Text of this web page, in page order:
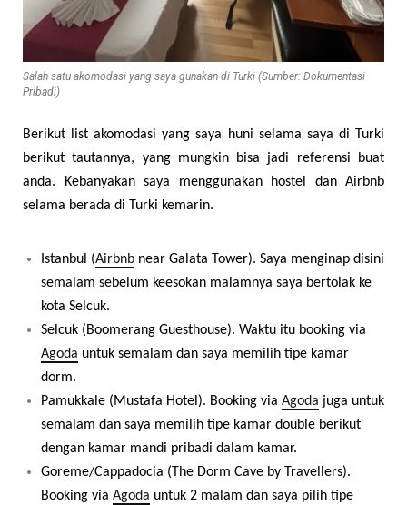
Salah satu akomodasi yang saya gunakan di Turki (Sumber: Dokumentasi
Pribadi)
Berikut list akomodasi yang saya huni selama saya di Turki
berikut tautannya, yang mungkin bisa jadi referensi buat
anda. Kebanyakan saya menggunakan hostel dan Airbnb
selama berada di Turki kemarin.
Istanbul (Airbnb near Galata Tower). Saya menginap disini
semalam sebelum keesokan malamnya saya bertolak ke
kota Selcuk.
Selcuk (Boomerang Guesthouse). Waktu itu booking via
Agoda untuk semalam dan saya memilih tipe kamar
dorm.
Pamukkale (Mustafa Hotel). Booking via Agoda juga untuk
semalam dan saya memilih tipe kamar double berikut
dengan kamar mandi pribadi dalam kamar.
Goreme/Cappadocia (The Dorm Cave by Travellers).
Booking via Agoda untuk 2 malam dan saya pilih tipe